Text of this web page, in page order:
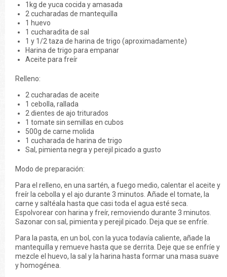
1kg de yuca cocida y amasada
2 cucharadas de mantequilla
1 huevo
1 cucharadita de sal
1 y 1/2 taza de harina de trigo (aproximadamente)
Harina de trigo para empanar
Aceite para freír
Relleno:
2 cucharadas de aceite
1 cebolla, rallada
2 dientes de ajo triturados
1 tomate sin semillas en cubos
500g de carne molida
1 cucharada de harina de trigo
Sal, pimienta negra y perejil picado a gusto
Modo de preparación:
Para el relleno, en una sartén, a fuego medio, calentar el aceite y
freír la cebolla y el ajo durante 3 minutos. Añade el tomate, la
carne y saltéala hasta que casi toda el agua esté seca.
Espolvorear con harina y freír, removiendo durante 3 minutos.
Sazonar con sal, pimienta y perejil picado. Deja que se enfríe.
Para la pasta, en un bol, con la yuca todavía caliente, añade la
mantequilla y remueve hasta que se derrita. Deje que se enfríe y
mezcle el huevo, la sal y la harina hasta formar una masa suave
y homogénea.